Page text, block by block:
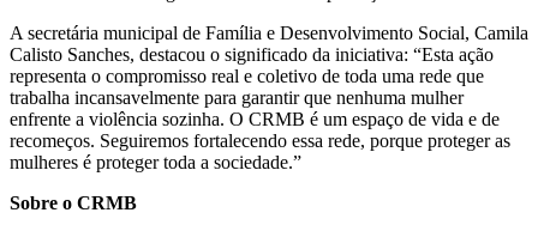
A secretária municipal de Família e Desenvolvimento Social, Camila
Calisto Sanches, destacou o significado da iniciativa: “Esta ação
representa o compromisso real e coletivo de toda uma rede que
trabalha incansavelmente para garantir que nenhuma mulher
enfrente a violência sozinha. O CRMB é um espaço de vida e de
recomeços. Seguiremos fortalecendo essa rede, porque proteger as
mulheres é proteger toda a sociedade.”
Sobre o CRMB